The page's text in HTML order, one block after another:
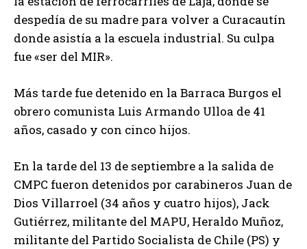
despedía de su madre para volver a Curacautín
donde asistía a la escuela industrial. Su culpa
fue «ser del MIR».
Más tarde fue detenido en la Barraca Burgos el
obrero comunista Luis Armando Ulloa de 41
años, casado y con cinco hijos.
En la tarde del 13 de septiembre a la salida de
CMPC fueron detenidos por carabineros Juan de
Dios Villarroel (34 años y cuatro hijos), Jack
Gutiérrez, militante del MAPU, Heraldo Muñoz,
militante del Partido Socialista de Chile (PS) y